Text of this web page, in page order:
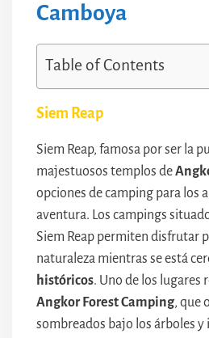
Camboya
Table of Contents
Siem Reap
Siem Reap, famosa por ser la
majestuosos templos de
opciones de camping para los
aventura. Los campings
Siem Reap permiten disfrutar
naturaleza mientras se está
históricos. Uno de los lugares
Angkor Forest Camping, que
sombreados bajo los árboles y